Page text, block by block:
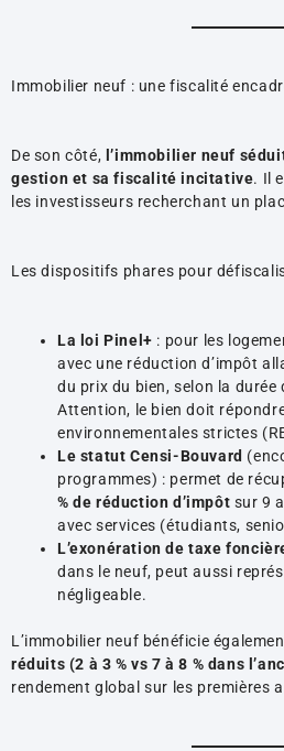
Immobilier neuf : une fiscalité
De son côté, l’immobilier neuf
gestion et sa fiscalité incitative. Il
les investisseurs recherchant un
Les dispositifs phares pour
La loi Pinel+ : pour les
avec une réduction d’impôt
du prix du bien, selon la
Attention, le bien doit
environnementales strictes
Le statut Censi-Bouvard
programmes) : permet de
% de réduction d’impôt sur 9
avec services (étudiants,
L’exonération de taxe
dans le neuf, peut aussi
négligeable.
L’immobilier neuf bénéficie
réduits (2 à 3 % vs 7 à 8 % dans
rendement global sur les premières